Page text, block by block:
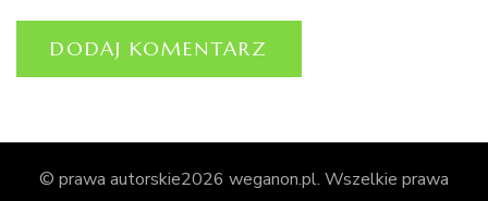
© prawa autorskie2026 weganon.pl. Wszelkie prawa